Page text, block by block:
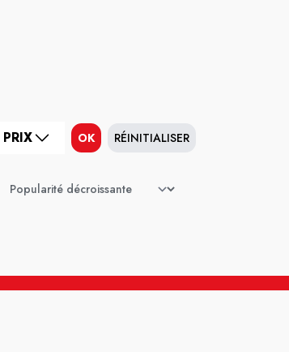
PRIX OK RÉINITIALISER